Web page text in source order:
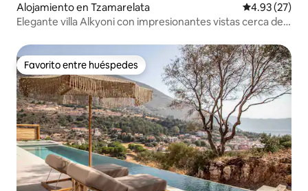
Alojamiento en Tzamarelata Calificación
4.93 (27)
Elegante villa Alkyoni con impresionantes vistas cerca de
Favorito entre huéspedes
Favorito entre huéspedes